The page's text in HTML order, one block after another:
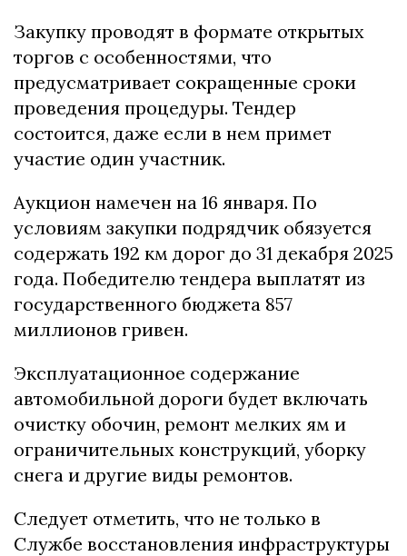
Закупку проводят в формате открытых
торгов с особенностями, что
предусматривает сокращенные сроки
проведения процедуры. Тендер
состоится, даже если в нем примет
участие один участник.
Аукцион намечен на 16 января. По
условиям закупки подрядчик обязуется
содержать 192 км дорог до 31 декабря 2025
года. Победителю тендера выплатят из
государственного бюджета 857
миллионов гривен.
Эксплуатационное содержание
автомобильной дороги будет включать
очистку обочин, ремонт мелких ям и
ограничительных конструкций, уборку
снега и другие виды ремонтов.
Следует отметить, что не только в
Службе восстановления инфраструктуры